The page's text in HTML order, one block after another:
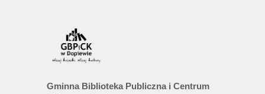
Gminna Biblioteka Publiczna i Centrum